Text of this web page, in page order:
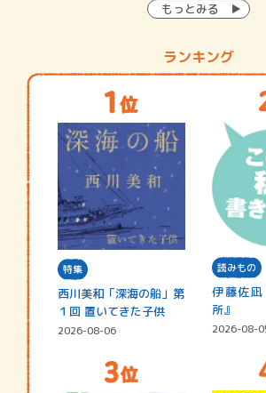
もっとみる
ランキング
特集
西川美和「深海の船」第
１回 置いてきた子供
2026-08-06
読みもの
伊藤佐
所』
2026-08-